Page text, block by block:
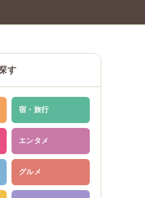
す
宿・旅行
エンタメ
グルメ